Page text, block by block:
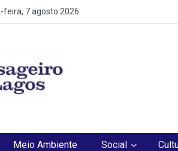
feira, 7 agosto 2026
Meio Ambiente Social